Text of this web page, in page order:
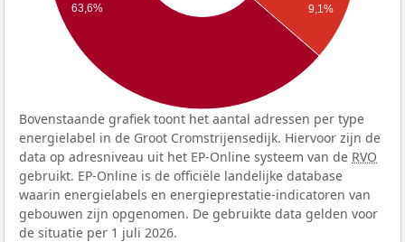
9,1%
63,6%
Bovenstaande grafiek toont het aantal adressen per type
energielabel in de Groot Cromstrijensedijk. Hiervoor zijn de
data op adresniveau uit het EP-Online systeem van de RVO
gebruikt. EP-Online is de officiële landelijke database
waarin energielabels en energieprestatie-indicatoren van
gebouwen zijn opgenomen. De gebruikte data gelden voor
de situatie per 1 juli 2026.